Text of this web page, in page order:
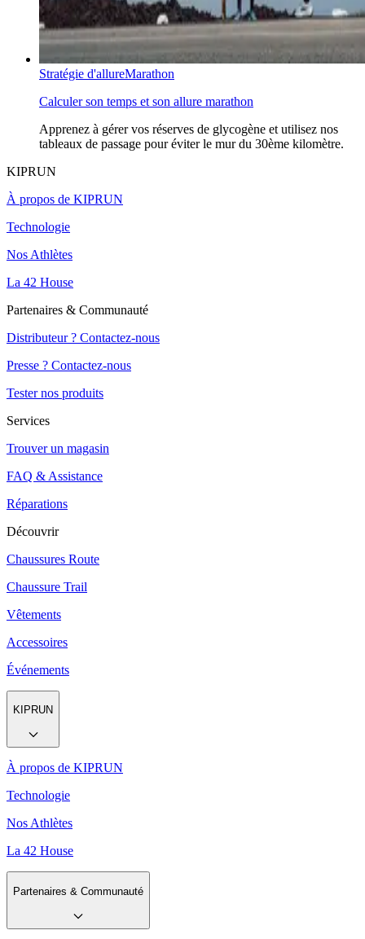
Stratégie d'allureMarathon
Calculer son temps et son allure marathon
Apprenez à gérer vos réserves de glycogène et utilisez nos
tableaux de passage pour éviter le mur du 30ème kilomètre.
KIPRUN
À propos de KIPRUN
Technologie
Nos Athlètes
La 42 House
Partenaires & Communauté
Distributeur ? Contactez-nous
Presse ? Contactez-nous
Tester nos produits
Services
Trouver un magasin
FAQ & Assistance
Réparations
Découvrir
Chaussures Route
Chaussure Trail
Vêtements
Accessoires
Événements
KIPRUN
À propos de KIPRUN
Technologie
Nos Athlètes
La 42 House
Partenaires & Communauté